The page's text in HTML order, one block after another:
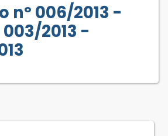
nº 006/2013 -
003/2013 -